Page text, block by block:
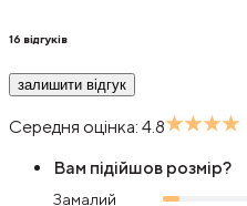
16 відгуків
залишити відгук
Середня оцінка: 4.8
Вам підійшов розмір?
Замалий